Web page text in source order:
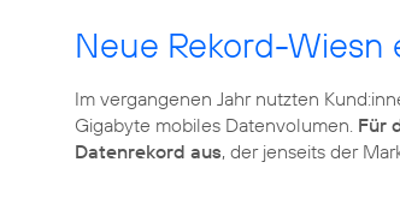
Neue Rekord-Wiesn
Im vergangenen Jahr nutzten
Gigabyte mobiles Datenvolumen. Für
Datenrekord aus, der jenseits der